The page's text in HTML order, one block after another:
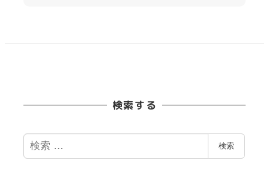
検索する
検
索
検索